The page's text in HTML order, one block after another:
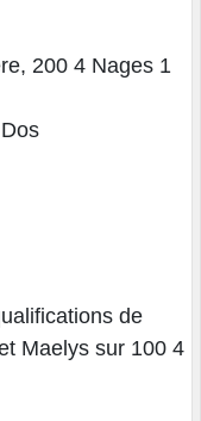
200 4 Nages 1
de
Maelys sur 100 4